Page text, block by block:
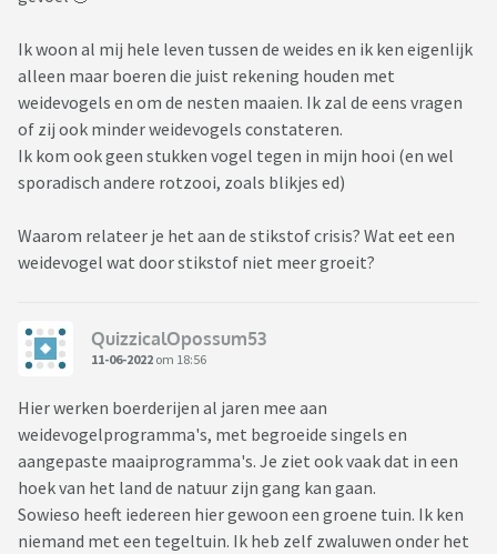
Ik woon al mij hele leven tussen de weides en ik ken eigenlijk
alleen maar boeren die juist rekening houden met
weidevogels en om de nesten maaien. Ik zal de eens vragen
of zij ook minder weidevogels constateren.
Ik kom ook geen stukken vogel tegen in mijn hooi (en wel
sporadisch andere rotzooi, zoals blikjes ed)
Waarom relateer je het aan de stikstof crisis? Wat eet een
weidevogel wat door stikstof niet meer groeit?
QuizzicalOpossum53
11-06-2022 om 18:56
Hier werken boerderijen al jaren mee aan
weidevogelprogramma's, met begroeide singels en
aangepaste maaiprogramma's. Je ziet ook vaak dat in een
hoek van het land de natuur zijn gang kan gaan.
Sowieso heeft iedereen hier gewoon een groene tuin. Ik ken
niemand met een tegeltuin. Ik heb zelf zwaluwen onder het